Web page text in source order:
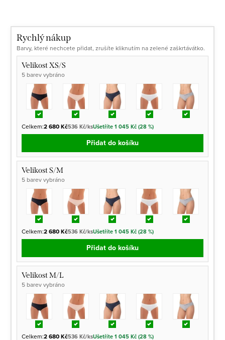
Rychlý nákup
Barvy, které nechcete přidat, zrušíte kliknutím na zelené zaškrtávátko.
Velikost XS/S
5 barev vybráno
Celkem:2 680 Kč536 Kč/ksUšetříte 1 045 Kč (28 %)
Přidat do košíku
Velikost S/M
5 barev vybráno
Celkem:2 680 Kč536 Kč/ksUšetříte 1 045 Kč (28 %)
Přidat do košíku
Velikost M/L
5 barev vybráno
Celkem:2 680 Kč536 Kč/ksUšetříte 1 045 Kč (28 %)